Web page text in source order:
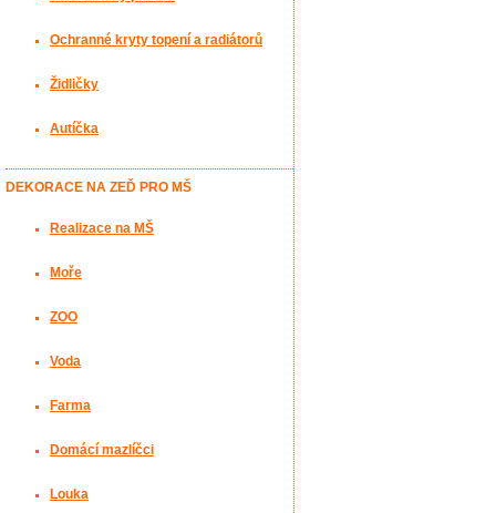
Ochranné kryty topení a radiátorů
Židličky
Autíčka
DEKORACE NA ZEĎ PRO MŠ
Realizace na MŠ
Moře
ZOO
Voda
Farma
Domácí mazlíčci
Louka